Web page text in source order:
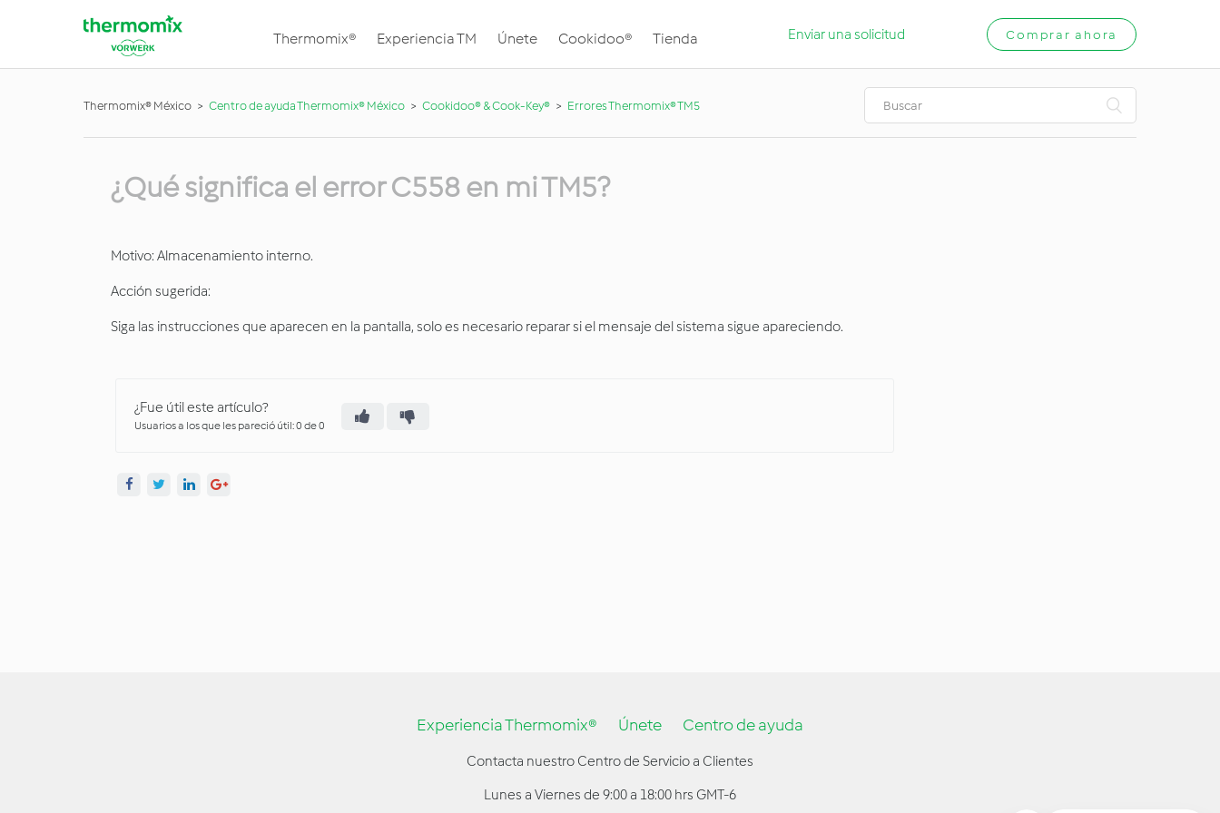
Thermomix® Experiencia TM Únete Cookidoo® Tienda Enviar una solicitud Comprar ahora
Thermomix® México Centro de ayuda Thermomix® México Cookidoo® & Cook-Key® Errores Thermomix® TM5
¿Qué significa el error C558 en mi TM5?
Motivo: Almacenamiento interno.
Acción sugerida:
Siga las instrucciones que aparecen en la pantalla, solo es necesario reparar si el mensaje del sistema sigue apareciendo.
¿Fue útil este artículo?
Usuarios a los que les pareció útil: 0 de 0
Experiencia Thermomix® Únete Centro de ayuda
Contacta nuestro Centro de Servicio a Clientes
Lunes a Viernes de 9:00 a 18:00 hrs GMT-6